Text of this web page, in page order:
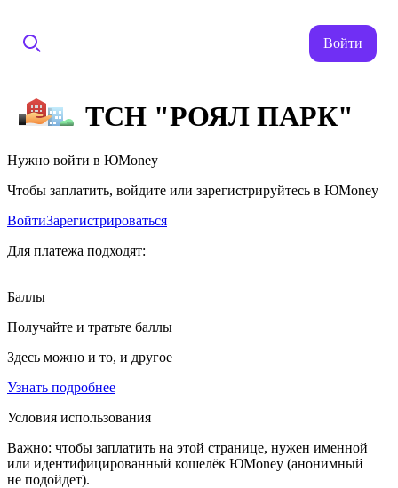
Войти
ТСН "РОЯЛ ПАРК"
Нужно войти в ЮMoney
Чтобы заплатить, войдите или зарегистрируйтесь в ЮMoney
ВойтиЗарегистрироваться
Для платежа подходят:
Баллы
Получайте и тратьте баллы
Здесь можно и то, и другое
Узнать подробнее
Условия использования
Важно: чтобы заплатить на этой странице, нужен именной
или идентифицированный кошелёк ЮMoney (анонимный
не подойдет).